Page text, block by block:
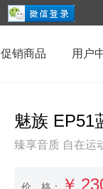
促销商品 用户
魅族 EP51
臻享音质 自在运
￥